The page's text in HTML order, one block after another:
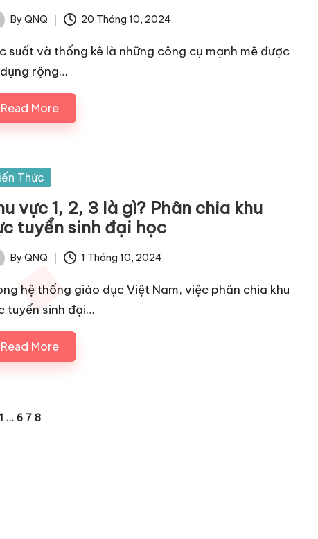
By QNQ 20 Tháng 10, 2024
suất và thống kê là những công cụ mạnh mẽ được
rộng…
Read More
Thức
vực 1, 2, 3 là gì? Phân chia khu
tuyển sinh đại học
By QNQ 1 Tháng 10, 2024
hệ thống giáo dục Việt Nam, việc phân chia khu
tuyển sinh đại…
Read More
1 … 6 7 8